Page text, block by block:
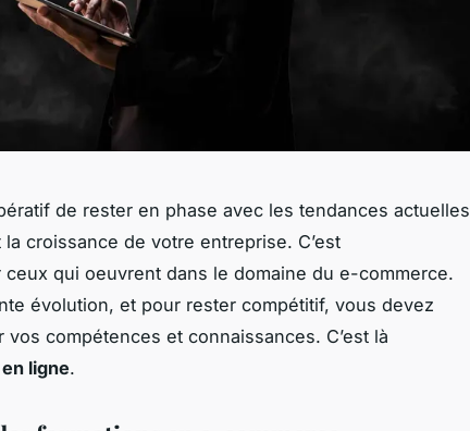
de rester en phase avec les tendances actuelles
croissance de votre entreprise. C’est
qui oeuvrent dans le domaine du e-commerce.
évolution, et pour rester compétitif, vous devez
compétences et connaissances. C’est là
ligne.